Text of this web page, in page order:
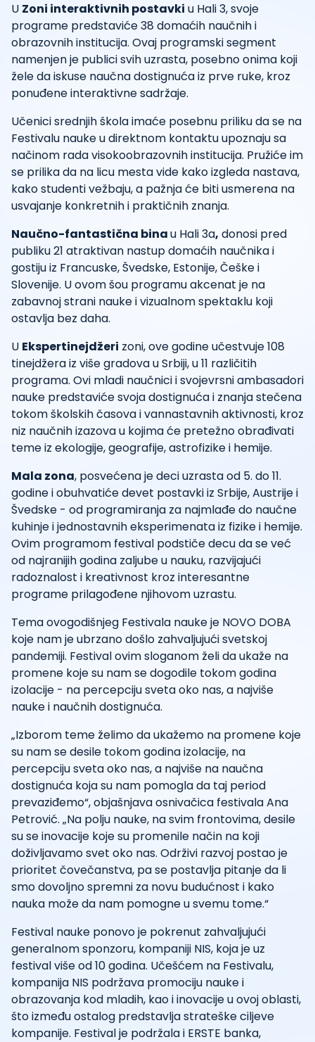
U Zoni interaktivnih postavki u Hali 3, svoje
programe predstaviće 38 domaćih naučnih i
obrazovnih institucija. Ovaj programski segment
namenjen je publici svih uzrasta, posebno onima koji
žele da iskuse naučna dostignuća iz prve ruke, kroz
ponuđene interaktivne sadržaje.
Učenici srednjih škola imaće posebnu priliku da se na
Festivalu nauke u direktnom kontaktu upoznaju sa
načinom rada visokoobrazovnih institucija. Pružiće im
se prilika da na licu mesta vide kako izgleda nastava,
kako studenti vežbaju, a pažnja će biti usmerena na
usvajanje konkretnih i praktičnih znanja.
Naučno-fantastična binau Hali 3a, donosi pred
publiku 21 atraktivan nastup domaćih naučnika i
gostiju iz Francuske, Švedske, Estonije, Češke i
Slovenije. U ovom šou programu akcenat je na
zabavnoj strani nauke i vizualnom spektaklu koji
ostavlja bez daha.
U Ekspertinejdžeri zoni, ove godine učestvuje 108
tinejdžera iz više gradova u Srbiji, u 11 različitih
programa. Ovi mladi naučnici i svojevrsni ambasadori
nauke predstaviće svoja dostignuća i znanja stečena
tokom školskih časova i vannastavnih aktivnosti, kroz
niz naučnih izazova u kojima će pretežno obrađivati
teme iz ekologije, geografije, astrofizike i hemije.
Mala zona, posvećena je deci uzrasta od 5. do 11.
godine i obuhvatiće devet postavki iz Srbije, Austrije i
Švedske - od programiranja za najmlađe do naučne
kuhinje i jednostavnih eksperimenata iz fizike i hemije.
Ovim programom festival podstiče decu da se već
od najranijih godina zaljube u nauku, razvijajući
radoznalost i kreativnost kroz interesantne
programe prilagođene njihovom uzrastu.
Tema ovogodišnjeg Festivala nauke je NOVO DOBA
koje nam je ubrzano došlo zahvaljujući svetskoj
pandemiji. Festival ovim sloganom želi da ukaže na
promene koje su nam se dogodile tokom godina
izolacije - na percepciju sveta oko nas, a najviše
nauke i naučnih dostignuća.
„Izborom teme želimo da ukažemo na promene koje
su nam se desile tokom godina izolacije, na
percepciju sveta oko nas, a najviše na naučna
dostignuća koja su nam pomogla da taj period
prevaziđemo“, objašnjava osnivačica festivala Ana
Petrović. „Na polju nauke, na svim frontovima, desile
su se inovacije koje su promenile način na koji
doživljavamo svet oko nas. Održivi razvoj postao je
prioritet čovečanstva, pa se postavlja pitanje da li
smo dovoljno spremni za novu budućnost i kako
nauka može da nam pomogne u svemu tome.“
Festival nauke ponovo je pokrenut zahvaljujući
generalnom sponzoru, kompaniji NIS, koja je uz
festival više od 10 godina. Učešćem na Festivalu,
kompanija NIS podržava promociju nauke i
obrazovanja kod mladih, kao i inovacije u ovoj oblasti,
što između ostalog predstavlja strateške ciljeve
kompanije. Festival je podržala i ERSTE banka,